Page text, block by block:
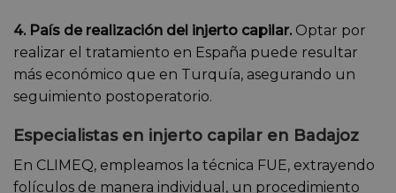
4. País de realización del injerto capilar. Optar por
realizar el tratamiento en España puede resultar
más económico que en Turquía, asegurando un
seguimiento postoperatorio.
Especialistas en injerto capilar en Badajoz
En CLIMEQ, empleamos la técnica FUE, extrayendo
folículos de manera individual, un procedimiento